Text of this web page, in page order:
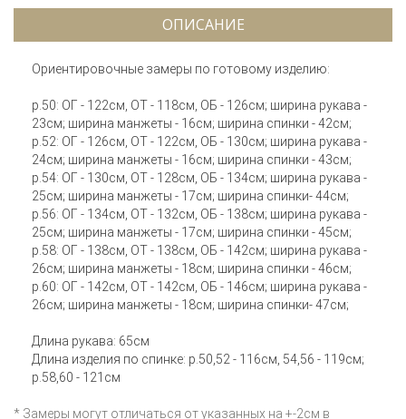
ОПИСАНИЕ
Ориентировочные замеры по готовому изделию:
р.50: ОГ - 122см, ОТ - 118см, ОБ - 126см; ширина рукава -
23см; ширина манжеты - 16см; ширина спинки - 42см;
р.52: ОГ - 126см, ОТ - 122см, ОБ - 130см; ширина рукава -
24см; ширина манжеты - 16см; ширина спинки - 43см;
р.54: ОГ - 130см, ОТ - 128см, ОБ - 134см; ширина рукава -
25см; ширина манжеты - 17см; ширина спинки- 44см;
р.56: ОГ - 134см, ОТ - 132см, ОБ - 138см; ширина рукава -
25см; ширина манжеты - 17см; ширина спинки - 45см;
р.58: ОГ - 138см, ОТ - 138см, ОБ - 142см; ширина рукава -
26см; ширина манжеты - 18см; ширина спинки - 46см;
р.60: ОГ - 142см, ОТ - 142см, ОБ - 146см; ширина рукава -
26см; ширина манжеты - 18см; ширина спинки- 47см;
Длина рукава: 65см
Длина изделия по спинке: р.50,52 - 116см, 54,56 - 119см;
р.58,60 - 121см
* Замеры могут отличаться от указанных на +-2см в